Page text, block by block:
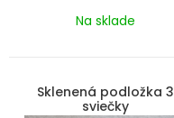
Na sklade
Sklenená podložka 3
sviečky